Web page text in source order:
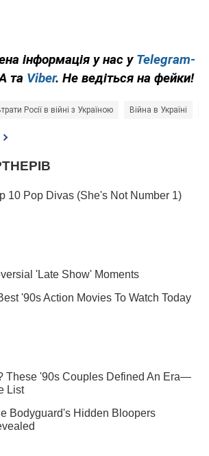
інформація у нас у Telegram-
та Viber. Не ведіться на фейки!
Росії в війні з Україною Війна в Україні